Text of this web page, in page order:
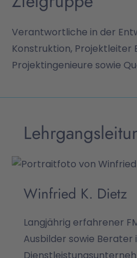
Verantwortliche in der
Konstruktion, Projektleiter
Projektingenieure sowie
Winfried K. Dietz
Langjährig erfahrener
Ausbilder sowie